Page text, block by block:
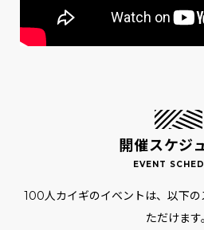
開催スケジ
100人カイギのイベントは、以下
ただけます。